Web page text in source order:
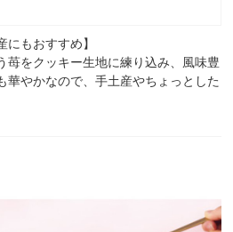
にもおすすめ】
苺をクッキー生地に練り込み、風味豊
華やかなので、手土産やちょっとした